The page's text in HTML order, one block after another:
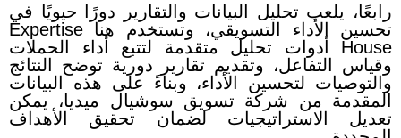
رابعًا، يلعب تحليل البيانات والتقارير دورًا حيويًا في
تحسين الأداء التسويقي، وتستخدم هنا Expertise
House أدوات تحليل متقدمة لتتبع أداء الحملات
وقياس التفاعل، وتقديم تقارير دورية توضح النتائج
والتوصيات لتحسين الأداء، وبناءً على هذه البيانات
المقدمة من شركة تسويق سوشيال ميديا، يمكن
تعديل الاستراتيجيات لضمان تحقيق الأهداف